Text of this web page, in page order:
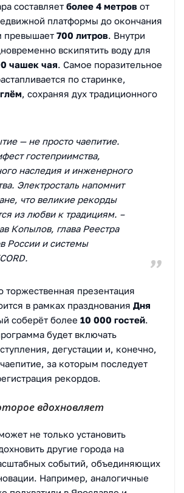
составляет более 4 метров от
платформы до окончания
превышает 700 литров. Внутри
вскипятить воду для
чашек чая. Самое поразительное
по старинке,
, сохраняя дух традиционного
— не просто чаепитие.
гостеприимства,
наследия и инженерного
Электросталь напомнит
что великие рекорды
из любви к традициям. –
Копылов, глава Реестра
России и системы
торжественная презентация
в рамках празднования Дня
соберёт более 10 000 гостей.
будет включать
дегустации и, конечно,
за которым последует
рекордов.
вдохновляет
не только установить
другие города на
событий, объединяющих
Например, аналогичные